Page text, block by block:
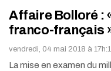
Affaire Bolloré :
franco-français
vendredi, 04 mai 2018 à
La mise en examen du